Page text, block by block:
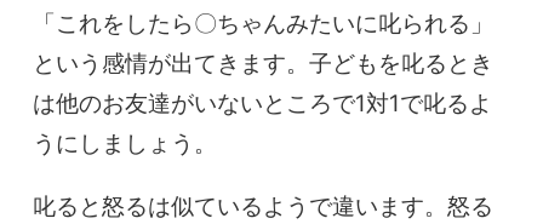
「これをしたら〇ちゃんみたいに叱られる」
という感情が出てきます。子どもを叱るとき
は他のお友達がいないところで1対1で叱るよ
うにしましょう。
叱ると怒るは似ているようで違います。怒る